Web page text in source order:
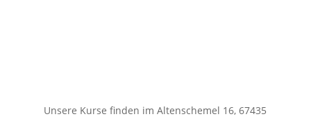
Unsere Kurse finden im Altenschemel 16, 67435